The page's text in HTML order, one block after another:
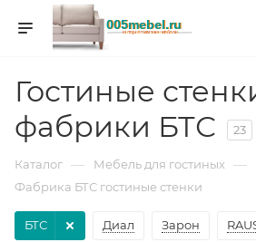
Гостиные
фабрики БТС
23
Каталог — Мебель для гостиных —
Фабрика БТС гостиные стенки
Диал Зарон
БТС